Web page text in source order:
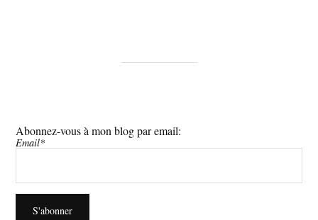
Abonnez-vous à mon blog par email:
Email*